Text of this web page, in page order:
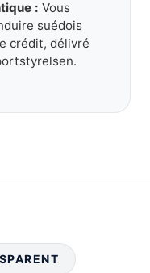
: Vous
suédois
crédit, délivré